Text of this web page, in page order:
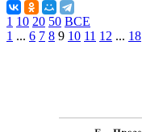
1 10 20 50 ВСЕ
1 ... 6 7 8 9 10 11 12 ... 18